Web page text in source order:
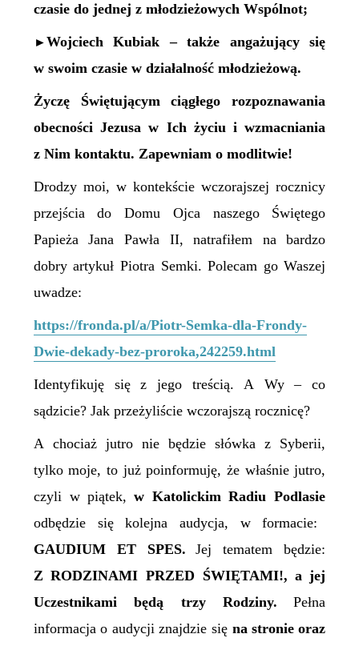
czasie do jednej z młodzieżowych Wspólnot;
►Wojciech Kubiak – także angażujący się
w swoim czasie w działalność młodzieżową.
Życzę Świętującym ciągłego rozpoznawania
obecności Jezusa w Ich życiu i wzmacniania
z Nim kontaktu. Zapewniam o modlitwie!
Drodzy moi, w kontekście wczorajszej rocznicy
przejścia do Domu Ojca naszego Świętego
Papieża Jana Pawła II, natrafiłem na bardzo
dobry artykuł Piotra Semki. Polecam go Waszej
uwadze:
https://fronda.pl/a/Piotr-Semka-dla-Frondy-
Dwie-dekady-bez-proroka,242259.html
Identyfikuję się z jego treścią. A Wy – co
sądzicie? Jak przeżyliście wczorajszą rocznicę?
A chociaż jutro nie będzie słówka z Syberii,
tylko moje, to już poinformuję, że właśniejutro,
czyli w piątek, w Katolickim Radiu Podlasie
odbędzie się kolejna audycja, wformacie:
GAUDIUM ET SPES.
Jej tematem będzie:
Z RODZINAMI PRZED ŚWIĘTAMI!, a jej
Uczestnikami będą trzy Rodziny.
Pełna
informacja o audycji znajdzie się na stronie oraz